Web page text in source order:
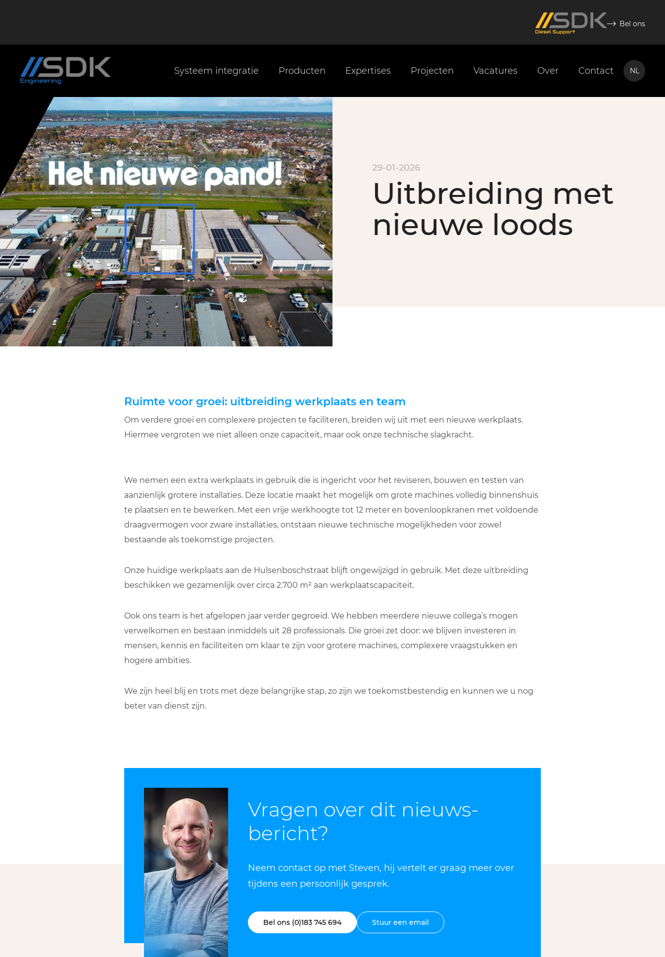
Bel ons
Systeem integratie Producten Expertises Projecten Vacatures Over Contact NL
29-01-2026
Uitbreiding met
nieuwe loods
Ruimte voor groei: uitbreiding werkplaats en team
Om verdere groei en complexere projecten te faciliteren, breiden wij uit met een nieuwe werkplaats.
Hiermee vergroten we niet alleen onze capaciteit, maar ook onze technische slagkracht.
We nemen een extra werkplaats in gebruik die is ingericht voor het reviseren, bouwen en testen van
aanzienlijk grotere installaties. Deze locatie maakt het mogelijk om grote machines volledig binnenshuis
te plaatsen en te bewerken. Met een vrije werkhoogte tot 12 meter en bovenloopkranen met voldoende
draagvermogen voor zware installaties, ontstaan nieuwe technische mogelijkheden voor zowel
bestaande als toekomstige projecten.
Onze huidige werkplaats aan de Hulsenboschstraat blijft ongewijzigd in gebruik. Met deze uitbreiding
beschikken we gezamenlijk over circa 2.700 m² aan werkplaatscapaciteit.
Ook ons team is het afgelopen jaar verder gegroeid. We hebben meerdere nieuwe collega’s mogen
verwelkomen en bestaan inmiddels uit 28 professionals. Die groei zet door: we blijven investeren in
mensen, kennis en faciliteiten om klaar te zijn voor grotere machines, complexere vraagstukken en
hogere ambities.
We zijn heel blij en trots met deze belangrijke stap, zo zijn we toekomstbestendig en kunnen we u nog
beter van dienst zijn.
Vragen over dit nieuws­
bericht?
Neem contact op met Steven, hij vertelt er graag meer over
tijdens een persoonlijk gesprek.
Bel ons (0)183 745 694 Stuur een email